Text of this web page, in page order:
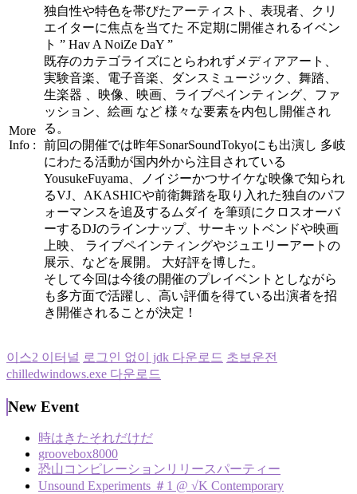
More
Info :
独自性や特色を帯びたアーティスト、表現者、クリ
エイターに焦点を当てた 不定期に開催されるイベン
ト ” Hav A NoiZe DaY ”
既存のカテゴライズにとらわれずメディアアート、
実験音楽、電子音楽、ダンスミュージック、舞踏、
生楽器 、映像、映画、ライブペインティング、ファ
ッション、絵画 など 様々な要素を内包し開催され
る。
前回の開催では昨年SonarSoundTokyoにも出演し 多岐
にわたる活動が国内外から注目されている
YousukeFuyama、ノイジーかつサイケな映像で知られ
るVJ、AKASHICや前衛舞踏を取り入れた独自のパフ
ォーマンスを追及するムダイ を筆頭にクロスオーバ
ーするDJのラインナップ、サーキットベンドや映画
上映、 ライブペインティングやジュエリーアートの
展示、などを展開。 大好評を博した。
そして今回は今後の開催のプレイベントとしながら
も多方面で活躍し、高い評価を得ている出演者を招
き開催されることが決定！
이스2 이터널 로그인 없이 jdk 다운로드 초보운전
chilledwindows.exe 다운로드
New Event
時はきたそれだけだ
groovebox8000
恐山コンピレーションリリースパーティー
Unsound Experiments ＃1 @ √K Contemporary